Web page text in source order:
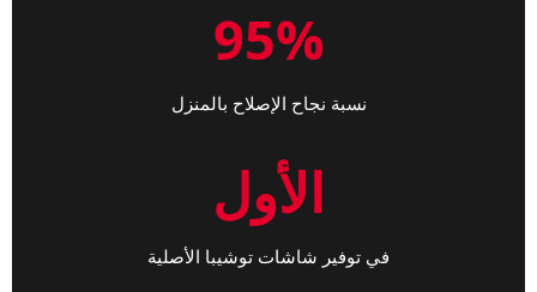
95%
نسبة نجاح الإصلاح بالمنزل
الأول
في توفير شاشات توشيبا الأصلية